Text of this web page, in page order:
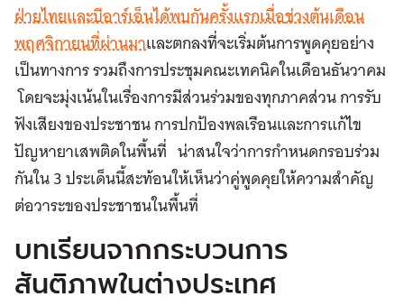
ฝ่ายไทยและบีอาร์เอ็นได้พบกันครั้งแรกเมื่อช่วงต้นเดือน
พฤศจิกายนที่ผ่านมาและตกลงที่จะเริ่มต้นการพูดคุยอย่าง
เป็นทางการ รวมถึงการประชุมคณะเทคนิคในเดือนธันวาคม
โดยจะมุ่งเน้นในเรื่องการมีส่วนร่วมของทุกภาคส่วน การรับ
ฟังเสียงของประชาชน การปกป้องพลเรือนและการแก้ไข
ปัญหายาเสพติดในพื้นที่ น่าสนใจว่าการกำหนดกรอบร่วม
กันใน 3 ประเด็นนี้สะท้อนให้เห็นว่าคู่พูดคุยให้ความสำคัญ
ต่อวาระของประชาชนในพื้นที่
บทเรียนจากกระบวนการ
สันติภาพในต่างประเทศ